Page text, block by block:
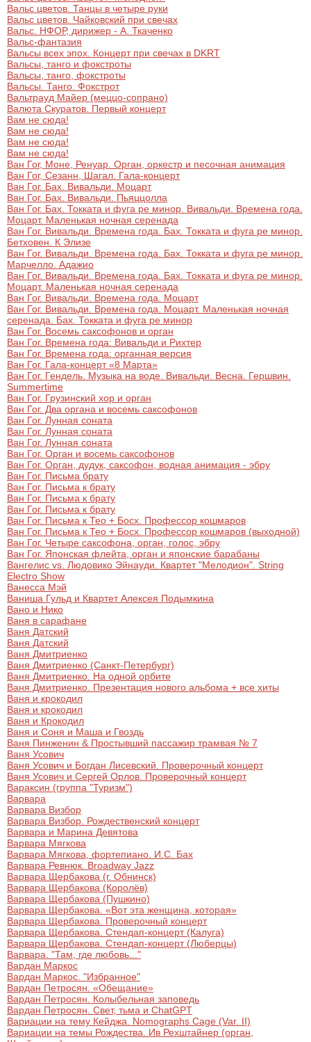
Вальс цветов. Танцы в четыре руки
Вальс цветов. Чайковский при свечах
Вальс. НФОР, дирижер - А. Ткаченко
Вальс-фантазия
Вальсы всех эпох. Концерт при свечах в DKRT
Вальсы, танго и фокстроты
Вальсы, танго, фокстроты
Вальсы. Танго. Фокстрот
Вальтрауд Майер (меццо-сопрано)
Валюта Скуратов. Первый концерт
Вам не сюда!
Вам не сюда!
Вам не сюда!
Вам не сюда!
Ван Гог, Моне, Ренуар. Орган, оркестр и песочная анимация
Ван Гог, Сезанн, Шагал. Гала-концерт
Ван Гог. Бах. Вивальди. Моцарт
Ван Гог. Бах. Вивальди. Пьяццолла
Ван Гог. Бах. Токката и фуга ре минор. Вивальди. Времена года.
Моцарт. Маленькая ночная серенада
Ван Гог. Вивальди. Времена года. Бах. Токката и фуга ре минор.
Бетховен. К Элизе
Ван Гог. Вивальди. Времена года. Бах. Токката и фуга ре минор.
Марчелло. Адажио
Ван Гог. Вивальди. Времена года. Бах. Токката и фуга ре минор.
Моцарт. Маленькая ночная серенада
Ван Гог. Вивальди. Времена года. Моцарт
Ван Гог. Вивальди. Времена года. Моцарт. Маленькая ночная
серенада. Бах. Токката и фуга ре минор
Ван Гог. Восемь саксофонов и орган
Ван Гог. Времена года: Вивальди и Рихтер
Ван Гог. Времена года: органная версия
Ван Гог. Гала-концерт «8 Марта»
Ван Гог. Гендель. Музыка на воде. Вивальди. Весна. Гершвин.
Summertime
Ван Гог. Грузинский хор и орган
Ван Гог. Два органа и восемь саксофонов
Ван Гог. Лунная соната
Ван Гог. Лунная соната
Ван Гог. Лунная соната
Ван Гог. Орган и восемь саксофонов
Ван Гог. Орган, дудук, саксофон, водная анимация - эбру
Ван Гог. Письма брату
Ван Гог. Письма к брату
Ван Гог. Письма к брату
Ван Гог. Письма к брату
Ван Гог. Письма к Тео + Босх. Профессор кошмаров
Ван Гог. Письма к Тео + Босх. Профессор кошмаров (выходной)
Ван Гог. Четыре саксофона, орган, голос, эбру
Ван Гог. Японская флейта, орган и японские барабаны
Вангелис vs. Людовико Эйнауди. Квартет "Мелодион". String
Electro Show
Ванесса Мэй
Ваниша Гульд и Квартет Алексея Подымкина
Вано и Нико
Ваня в сарафане
Ваня Датский
Ваня Датский
Ваня Дмитриенко
Ваня Дмитриенко (Санкт-Петербург)
Ваня Дмитриенко. На одной орбите
Ваня Дмитриенко. Презентация нового альбома + все хиты
Ваня и крокодил
Ваня и крокодил
Ваня и Крокодил
Ваня и Соня и Маша и Гвоздь
Ваня Пинженин & Простывший пассажир трамвая № 7
Ваня Усович
Ваня Усович и Богдан Лисевский. Проверочный концерт
Ваня Усович и Сергей Орлов. Проверочный концерт
Вараксин (группа "Туризм")
Варвара
Варвара Визбор
Варвара Визбор. Рождественский концерт
Варвара и Марина Девятова
Варвара Мягкова
Варвара Мягкова, фортепиано. И.С. Бах
Варвара Ревнюк. Broadway Jazz
Варвара Щербакова (г. Обнинск)
Варвара Щербакова (Королёв)
Варвара Щербакова (Пушкино)
Варвара Щербакова. «Вот эта женщина, которая»
Варвара Щербакова. Проверочный концерт
Варвара Щербакова. Стендап-концерт (Калуга)
Варвара Щербакова. Стендап-концерт (Люберцы)
Варвара. "Там, где любовь..."
Вардан Маркос
Вардан Маркос. "Избранное"
Вардан Петросян. «Обещание»
Вардан Петросян. Колыбельная заповедь
Вардан Петросян. Свет, тьма и ChatGPT
Вариации на тему Кейджа. Nomographs Cage (Var. II)
Вариации на темы Рождества. Ив Рехштайнер (орган,